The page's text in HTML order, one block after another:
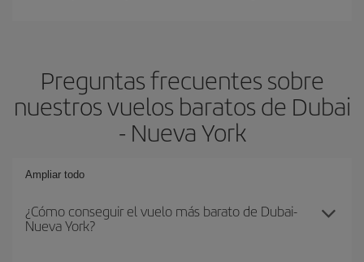
Preguntas frecuentes sobre
nuestros vuelos baratos de Dubai
- Nueva York
Ampliar todo
¿Cómo conseguir el vuelo más barato de Dubai-
Nueva York?